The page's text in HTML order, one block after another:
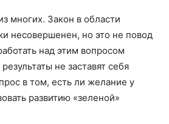
многих. Закон в области
несовершенен, но это не повод
над этим вопросом
не заставят себя
в том, есть ли желание у
развитию «зеленой»